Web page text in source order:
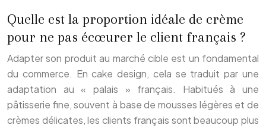
Quelle est la proportion idéale de crème
pour ne pas écœurer le client français ?
Adapter son produit au marché cible est un fondamental
du commerce. En cake design, cela se traduit par une
adaptation au « palais » français. Habitués à une
pâtisserie fine, souvent à base de mousses légères et de
crèmes délicates, les clients français sont beaucoup plus